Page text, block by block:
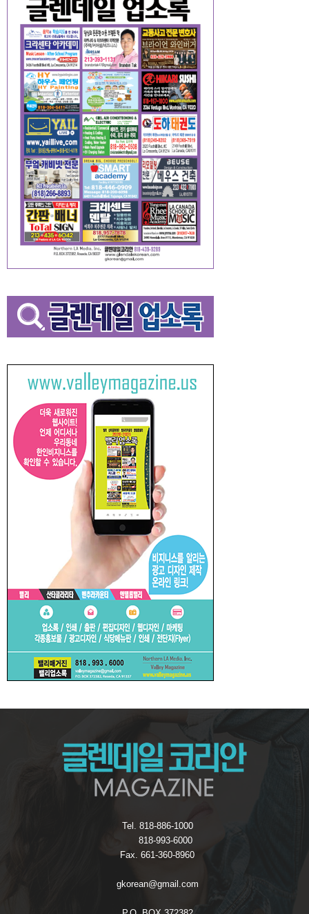
Tel. 818-886-1000
818-993-6000
Fax. 661-360-8960
gkorean@gmail.com